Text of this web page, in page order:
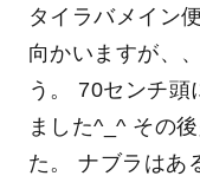
タイラバメイン
向かいますが、
う。 70センチ頭
ました^_^ その
た。 ナブラはあ